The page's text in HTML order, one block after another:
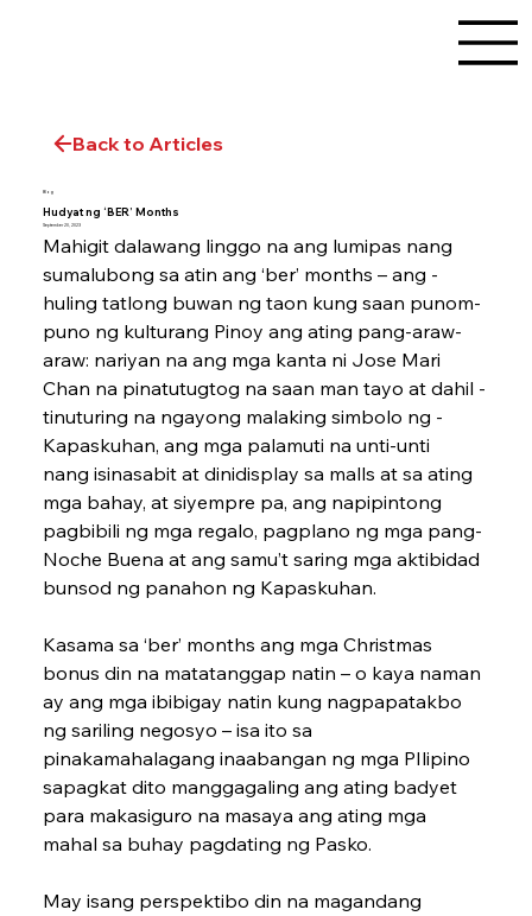
Back to Articles
Blog
Hudyat ng ‘BER’ Months
September 20, 2023
Mahigit dalawang linggo na ang lumipas nang
sumalubong sa atin ang ‘ber’ months – ang ­
huling tatlong buwan ng taon kung saan ­punom-
puno ng kulturang Pinoy ang ­ating ­pang-araw-
araw: nariyan na ang mga kanta ni Jose Mari
Chan na pinatutugtog na saan man tayo at ­dahil ­
tinuturing na ngayong malaking simbolo ng ­
Kapaskuhan, ang mga palamuti na unti-unti
nang ­isinasabit at dinidisplay sa malls at sa ating
mga ­bahay, at siyempre pa, ang napipintong
pagbibili ng mga ­regalo, pagplano ng mga pang-
Noche ­Buena at ang samu’t ­saring mga aktibidad
bunsod ng ­panahon ng Kapaskuhan.
Kasama sa ‘ber’ months ang mga Christmas
bonus din na matatanggap natin – o kaya naman
ay ang mga ibibigay natin kung nagpapatakbo
ng sariling negosyo – isa ito sa
pinakamahalagang ina­abangan ng mga PIlipino
sapagkat dito manggaga­ling ang ating badyet
para makasiguro na masaya ang ating mga
mahal sa buhay pagdating ng Pasko.
May isang perspektibo din na magandang